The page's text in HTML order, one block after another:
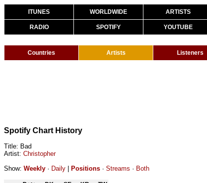
ITUNES WORLDWIDE ARTISTS
RADIO SPOTIFY YOUTUBE
Countries Artists Listeners
Spotify Chart History
Title: Bad
Artist: Christopher
Show: Weekly · Daily Positions · Streams · Both